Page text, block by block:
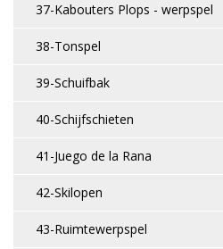
37-Kabouters Plops - werpspel
38-Tonspel
39-Schuifbak
40-Schijfschieten
41-Juego de la Rana
42-Skilopen
43-Ruimtewerpspel